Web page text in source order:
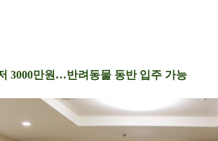
3000만원…반려동물 동반 입주 가능